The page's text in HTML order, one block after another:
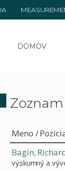
DOMOV
Meno /
Bagín,
výskumný a